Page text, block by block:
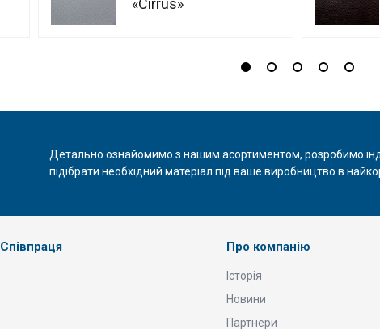
«Cirrus»
Детально ознайомимо з нашим асортиментом, розробимо
підібрати необхідний матеріал під ваше виробництво в
Співпраця Про компанію
Історія
Новини
Партнери